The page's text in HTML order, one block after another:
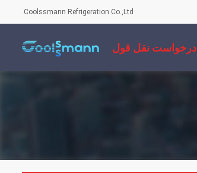
Coolssmann Refrigeration Co.,Ltd.
درخواست نقل قول